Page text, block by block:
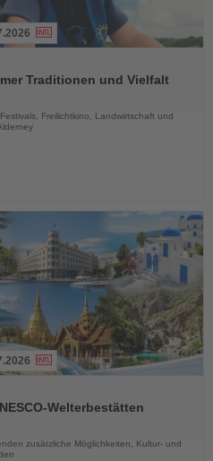
Traditionen und Vielfalt
Freilichtkino, Landwirtschaft und
Welterbestätten
zusätzliche Möglichkeiten, Kultur- und